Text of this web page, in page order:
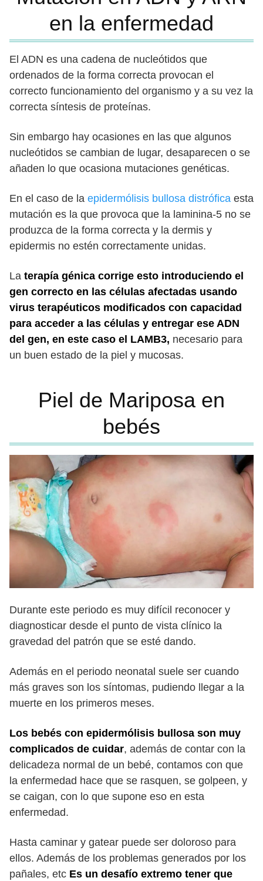
en la enfermedad
El ADN es una cadena de nucleótidos que
ordenados de la forma correcta provocan el
correcto funcionamiento del organismo y a su vez la
correcta síntesis de proteínas.
Sin embargo hay ocasiones en las que algunos
nucleótidos se cambian de lugar, desaparecen o se
añaden lo que ocasiona mutaciones genéticas.
En el caso de la epidermólisis bullosa distrófica esta
mutación es la que provoca que la laminina-5 no se
produzca de la forma correcta y la dermis y
epidermis no estén correctamente unidas.
La terapía génica corrige esto introduciendo el
gen correcto en las células afectadas usando
virus terapéuticos modificados con capacidad
para acceder a las células y entregar ese ADN
del gen, en este caso el LAMB3, necesario para
un buen estado de la piel y mucosas.
Piel de Mariposa en
bebés
Durante este periodo es muy difícil reconocer y
diagnosticar desde el punto de vista clínico la
gravedad del patrón que se esté dando.
Además en el periodo neonatal suele ser cuando
más graves son los síntomas, pudiendo llegar a la
muerte en los primeros meses.
Los bebés con epidermólisis bullosa son muy
complicados de cuidar, además de contar con la
delicadeza normal de un bebé, contamos con que
la enfermedad hace que se rasquen, se golpeen, y
se caigan, con lo que supone eso en esta
enfermedad.
Hasta caminar y gatear puede ser doloroso para
ellos. Además de los problemas generados por los
pañales, etc Es un desafío extremo tener que